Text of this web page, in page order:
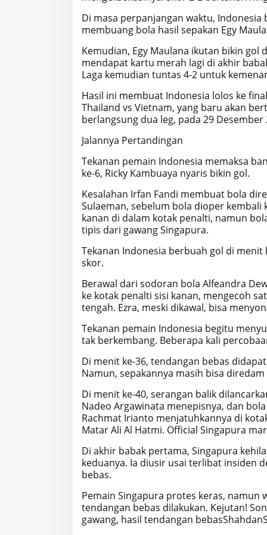
Di masa perpanjangan waktu,
membuang bola hasil sepakan Egy
Kemudian, Egy Maulana ikutan bikin
mendapat kartu merah lagi di akhir
Laga kemudian tuntas 4-2 untuk
Hasil ini membuat Indonesia lolos ke
Thailand vs Vietnam, yang baru akan
berlangsung dua leg, pada 29
Jalannya Pertandingan
Tekanan pemain Indonesia memaksa
ke-6, Ricky Kambuaya nyaris bikin gol.
Kesalahan Irfan Fandi membuat bola
Sulaeman, sebelum bola dioper kembali
kanan di dalam kotak penalti, namun
tipis dari gawang Singapura.
Tekanan Indonesia berbuah gol di menit
skor.
Berawal dari sodoran bola Alfeandra
ke kotak penalti sisi kanan, mengecoh
tengah. Ezra, meski dikawal, bisa
Tekanan pemain Indonesia begitu
tak berkembang. Beberapa kali
Di menit ke-36, tendangan bebas
Namun, sepakannya masih bisa diredam
Di menit ke-40, serangan balik
Nadeo Argawinata menepisnya, dan
Rachmat Irianto menjatuhkannya di
Matar Ali Al Hatmi. Official Singapura
Di akhir babak pertama, Singapura
keduanya. Ia diusir usai terlibat insiden
bebas.
Pemain Singapura protes keras, namun
tendangan bebas dilakukan. Kejutan!
gawang, hasil tendangan